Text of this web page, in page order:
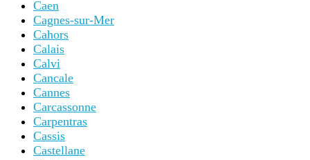
Caen
Cagnes-sur-Mer
Cahors
Calais
Calvi
Cancale
Cannes
Carcassonne
Carpentras
Cassis
Castellane